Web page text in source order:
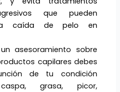
que pueden
la caída de pelo en
asesoramiento sobre
capilares debes
de tu condición
grasa, picor,